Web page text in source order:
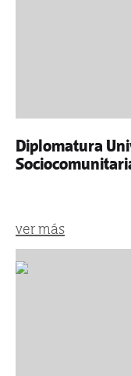
Diplomatura
ver más